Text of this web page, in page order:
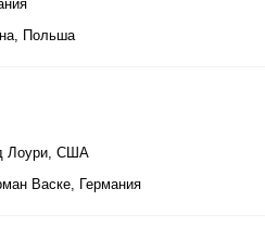
Польша
Лоури, США
Васке, Германия